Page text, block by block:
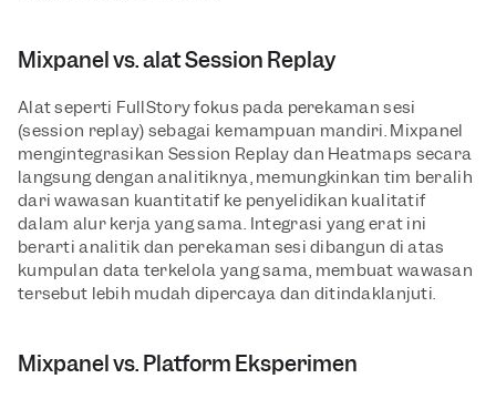
Mixpanel vs. alat Session Replay
Alat seperti FullStory fokus pada perekaman sesi
(session replay) sebagai kemampuan mandiri. Mixpanel
mengintegrasikan Session Replay dan Heatmaps secara
langsung dengan analitiknya, memungkinkan tim beralih
dari wawasan kuantitatif ke penyelidikan kualitatif
dalam alur kerja yang sama. Integrasi yang erat ini
berarti analitik dan perekaman sesi dibangun di atas
kumpulan data terkelola yang sama, membuat wawasan
tersebut lebih mudah dipercaya dan ditindaklanjuti.
Mixpanel vs. Platform Eksperimen